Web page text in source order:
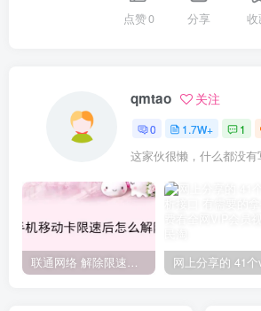
点赞0 分享 收
qmtao 关注
0 1.7W+ 1
这家伙很懒，什么都没有
联通网络 解除限速方法参考！畅享、畅玩、老白干等及其它地区自测了